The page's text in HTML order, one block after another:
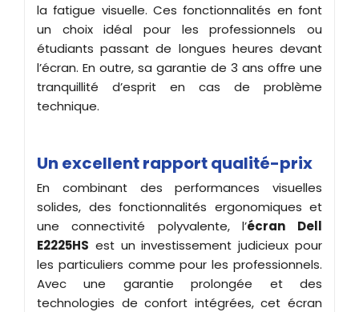
la fatigue visuelle. Ces fonctionnalités en font
un choix idéal pour les professionnels ou
étudiants passant de longues heures devant
l’écran. En outre, sa garantie de 3 ans offre une
tranquillité d’esprit en cas de problème
technique.
Un excellent rapport qualité-prix
En combinant des performances visuelles
solides, des fonctionnalités ergonomiques et
une connectivité polyvalente, l’écran
Dell
E2225HS est un investissement judicieux pour
les particuliers comme pour les professionnels.
Avec une garantie prolongée et des
technologies de confort intégrées, cet écran